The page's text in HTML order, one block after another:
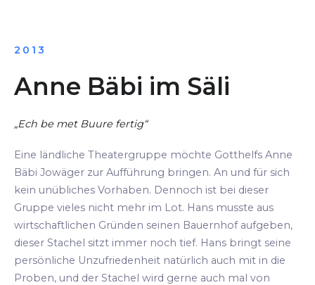
2013
Anne Bäbi im Säli
„Ech be met Buure fertig“
Eine ländliche Theatergruppe möchte Gotthelfs Anne
Bäbi Jowäger zur Aufführung bringen. An und für sich
kein unübliches Vorhaben. Dennoch ist bei dieser
Gruppe vieles nicht mehr im Lot. Hans musste aus
wirtschaftlichen Gründen seinen Bauernhof aufgeben,
dieser Stachel sitzt immer noch tief. Hans bringt seine
persönliche Unzufriedenheit natürlich auch mit in die
Proben, und der Stachel wird gerne auch mal von